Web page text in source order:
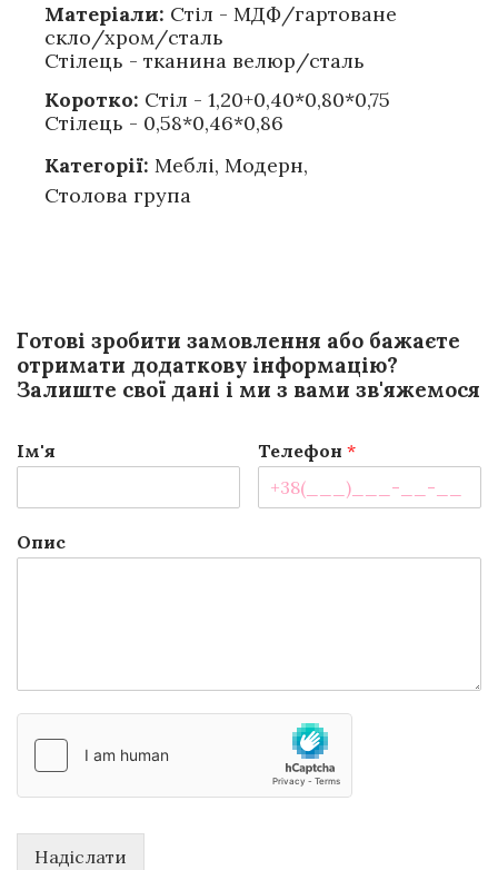
Матеріали: Стіл - МДФ/гартоване
скло/хром/сталь
Стілець - тканина велюр/сталь
Коротко: Стіл - 1,20+0,40*0,80*0,75
Стілець - 0,58*0,46*0,86
Категорії: Меблі, Модерн,
Столова група
Готові зробити замовлення або бажаєте
отримати додаткову інформацію?
Залиште свої дані і ми з вами зв'яжемося
Ім'я Телефон*
Опис
Надіслати